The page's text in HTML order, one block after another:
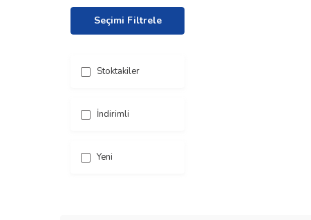
Seçimi Filtrele
Stoktakiler
İndirimli
Yeni